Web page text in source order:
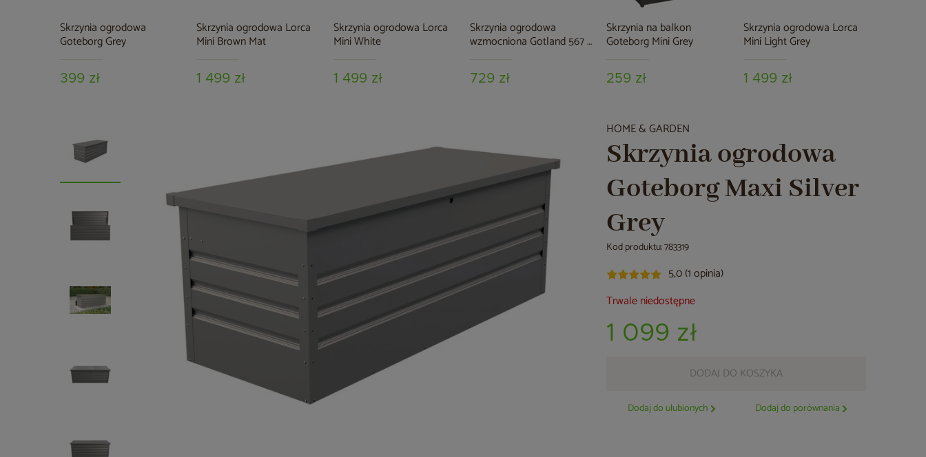
Skrzynia ogrodowa
Goteborg Grey
399 zł
Skrzynia ogrodowa Lorca
Mini Brown Mat
1 499 zł
Skrzynia ogrodowa Lorca
Mini White
1 499 zł
Skrzynia ogrodowa
wzmocniona Gotland 567 l
729 zł
Skrzynia na balkon
Goteborg Mini Grey
259 zł
Skrzynia ogrodowa Lorca
Mini Light Grey
1 499 zł
HOME & GARDEN
Skrzynia ogrodowa
Goteborg Maxi Silver
Grey
Kod produktu: 783319
5,0 (1 opinia)
Trwale niedostępne
1 099 zł
DODAJ DO KOSZYKA
Dodaj do ulubionych Dodaj do porównania